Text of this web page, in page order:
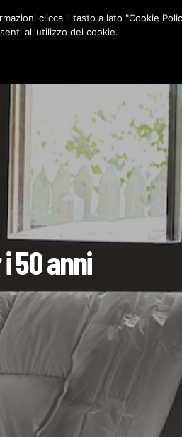
CONTATTI
50 anni
clicca il tasto a lato "Cookie
all'utilizzo dei cookie.